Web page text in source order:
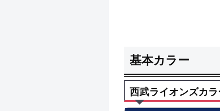
基本カラー
西武ライオンズカラ